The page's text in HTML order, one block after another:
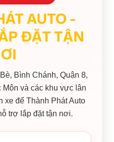
AUTO -
ĐẶT TẬN
Bình Chánh, Quận 8,
và các khu vực lân
xe để Thành Phát Auto
trợ lắp đặt tận nơi.